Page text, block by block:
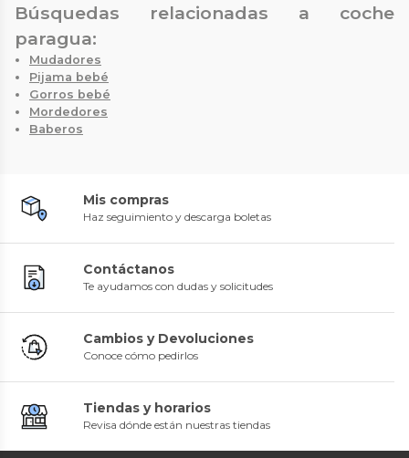
Búsquedas relacionadas a coche
paragua:
Mudadores
Pijama bebé
Gorros bebé
Mordedores
Baberos
Mis compras
Haz seguimiento y descarga boletas
Contáctanos
Te ayudamos con dudas y solicitudes
Cambios y Devoluciones
Conoce cómo pedirlos
Tiendas y horarios
Revisa dónde están nuestras tiendas